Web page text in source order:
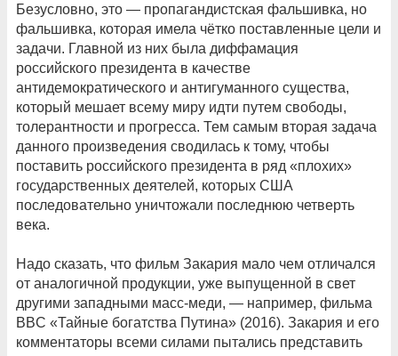
Безусловно, это — пропагандистская фальшивка, но
фальшивка, которая имела чётко поставленные цели и
задачи. Главной из них была диффамация
российского президента в качестве
антидемократического и антигуманного существа,
который мешает всему миру идти путем свободы,
толерантности и прогресса. Тем самым вторая задача
данного произведения сводилась к тому, чтобы
поставить российского президента в ряд «плохих»
государственных деятелей, которых США
последовательно уничтожали последнюю четверть
века.
Надо сказать, что фильм Закария мало чем отличался
от аналогичной продукции, уже выпущенной в свет
другими западными масс-меди, — например, фильма
BBC «Тайные богатства Путина» (2016). Закария и его
комментаторы всеми силами пытались представить